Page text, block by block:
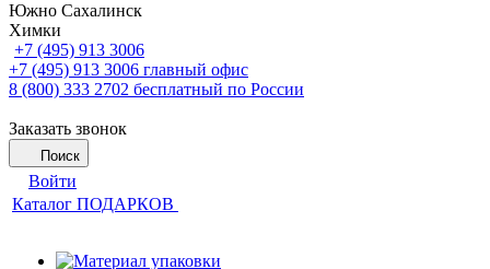
Южно Сахалинск
Химки
+7 (495) 913 3006
+7 (495) 913 3006 главный офис
8 (800) 333 2702 бесплатный по России
Заказать звонок
Поиск
Войти
Каталог ПОДАРКОВ